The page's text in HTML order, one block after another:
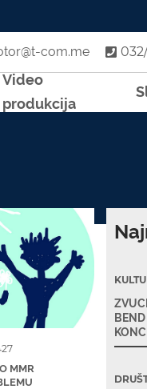
com.me
Video
produkcija
MMR